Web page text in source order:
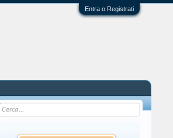
Entra o Registrati